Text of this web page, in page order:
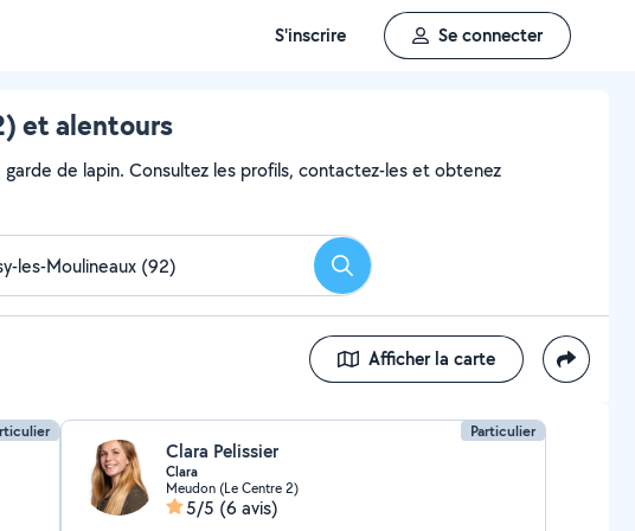
S'inscrire Se connecter
et alentours
de lapin. Consultez les profils, contactez-les et obtenez
Rechercher
Afficher la carte
Particulier
Clara Pelissier
Clara
Meudon (Le Centre 2)
5/5 (6 avis)